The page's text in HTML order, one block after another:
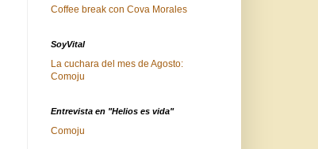
Coffee break con Cova Morales
SoyVital
La cuchara del mes de Agosto:
Comoju
Entrevista en "Helios es vida"
Comoju